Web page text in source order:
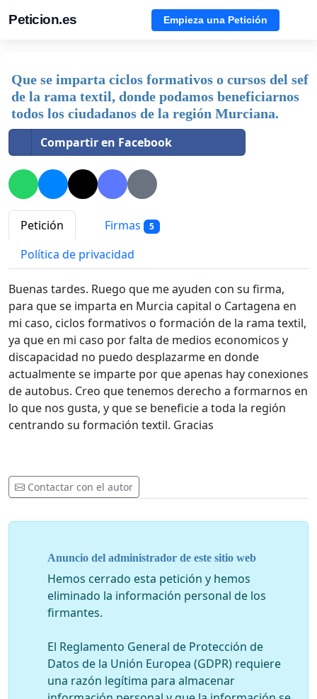
Peticion.es Empieza una Petición
Que se imparta ciclos formativos o cursos del sef
de la rama textil, donde podamos beneficiarnos
todos los ciudadanos de la región Murciana.
Compartir en Facebook
Petición Firmas 5
Política de privacidad
Buenas tardes. Ruego que me ayuden con su firma,
para que se imparta en Murcia capital o Cartagena en
mi caso, ciclos formativos o formación de la rama textil,
ya que en mi caso por falta de medios economicos y
discapacidad no puedo desplazarme en donde
actualmente se imparte por que apenas hay conexiones
de autobus. Creo que tenemos derecho a formarnos en
lo que nos gusta, y que se beneficie a toda la región
centrando su formación textil. Gracias
Contactar con el autor
Anuncio del administrador de este sitio web
Hemos cerrado esta petición y hemos
eliminado la información personal de los
firmantes.
El Reglamento General de Protección de
Datos de la Unión Europea (GDPR) requiere
una razón legítima para almacenar